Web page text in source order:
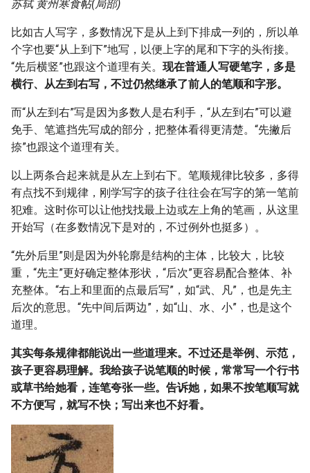
从顷到颍（附说明）
从㫃到旗
小学语文同步兴趣识字（累积
更新）
为什么语文老师不一个个教汉
字本义？
孩子在上小学之前该让他掌握
拼音吗？
适当开展繁体字教育有必要
吗？
那个偷东西的人就是我
形声字在现代汉语常用字中所
占的比例是百分之几？
为什么汉字会演化成方方正正
汉字到底有多多？
简体字随机组合成某一本书的
概率大约是多少，怎么算？
《标点符号用法》的间隔号宽
度有误
当代初高中语文教学是否过于
“文学化”了？
中年人自学英语的动力从哪儿
更多语文与伴学答问 〉〉
国家和行业标准有版权吗？
小工具：分割文本文件
硬盘损坏，抢救数据
markdown学习笔记
两种markdown文件解析方法
markdown中的mermaid图例
有没有合适的能替代flash的软
件推荐？
静态网站框架
mkdocs+material学习笔记
mkdocs-macros-plugin宏插件
静态网站生成器Pelican学习
笔记
参考文献著录规则笔记
记
metapost用例
TeX怎样计算横盒子(hbox)中
的胶的设定值
理解未满盒子和溢出盒子的警
告信息
学习笔记
苏轼 黄州寒食帖(局部)
比如古人写字，多数情况下是从上到下排成一列的，所以单
个字也要“从上到下”地写，以便上字的尾和下字的头衔接。
“先后横竖”也跟这个道理有关。 现在普通人写硬笔字，多是
横行、从左到右写，不过仍然继承了前人的笔顺和字形。
而“从左到右”写是因为多数人是右利手，“从左到右”可以避
免手、笔遮挡先写成的部分，把整体看得更清楚。“先撇后
捺”也跟这个道理有关。
以上两条合起来就是从左上到右下。笔顺规律比较多，多得
有点找不到规律，刚学写字的孩子往往会在写字的第一笔前
犯难。这时你可以让他找找最上边或左上角的笔画，从这里
开始写（在多数情况下是对的，不过例外也挺多）。
“先外后里”则是因为外轮廓是结构的主体，比较大，比较
重，“先主”更好确定整体形状，“后次”更容易配合整体、补
充整体。“右上和里面的点最后写”，如“武、凡”，也是先主
后次的意思。“先中间后两边”，如“山、水、小”，也是这个
道理。
其实每条规律都能说出一些道理来。不过还是举例、示范，
孩子更容易理解。我给孩子说笔顺的时候，常常写一个行书
或草书给她看，连笔夸张一些。告诉她，如果不按笔顺写就
不方便写，就写不快；写出来也不好看。